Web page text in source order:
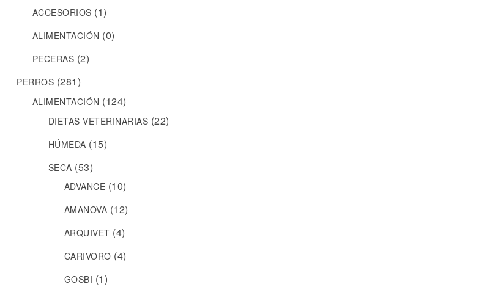
ACCESORIOS (1)
ALIMENTACIÓN (0)
PECERAS (2)
PERROS (281)
ALIMENTACIÓN (124)
DIETAS VETERINARIAS (22)
HÚMEDA (15)
SECA (53)
ADVANCE (10)
AMANOVA (12)
ARQUIVET (4)
CARIVORO (4)
GOSBI (1)